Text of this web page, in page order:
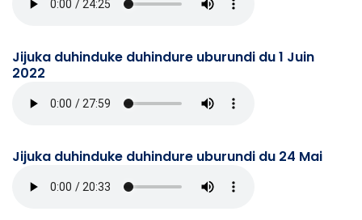
Jijuka duhinduke duhindure uburundi du 1 Juin
2022
Jijuka duhinduke duhindure uburundi du 24 Mai